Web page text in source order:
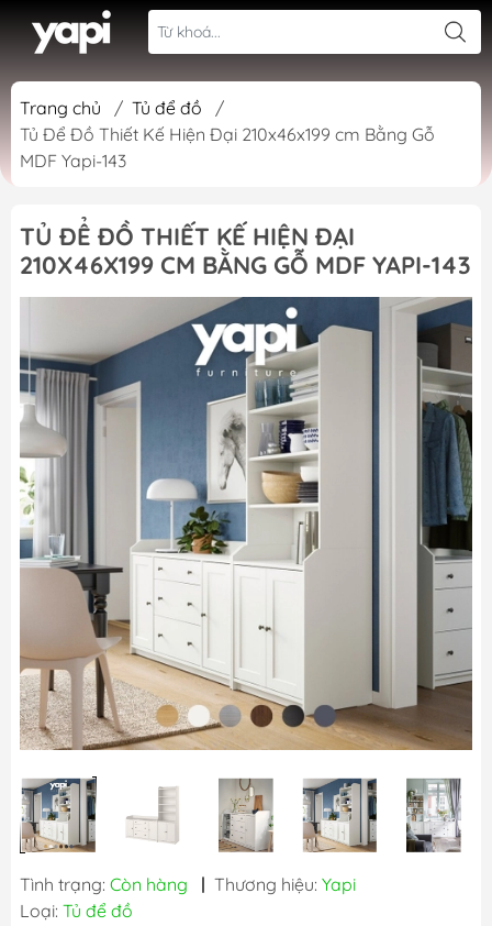
Trang chủ / Tủ để đồ
/
Tủ Để Đồ Thiết Kế Hiện Đại 210x46x199 cm Bằng Gỗ
MDF Yapi-143
TỦ ĐỂ ĐỒ THIẾT KẾ HIỆN ĐẠI
210X46X199 CM BẰNG GỖ MDF YAPI-143
Tình trạng: Còn hàng | Thương hiệu: Yapi
Loại: Tủ để đồ